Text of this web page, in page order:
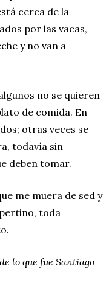
cerca de la
por las vacas,
y no van a
no se quieren
de comida. En
otras veces se
todavía sin
deben tomar.
me muera de sed y
toda
lo que fue Santiago